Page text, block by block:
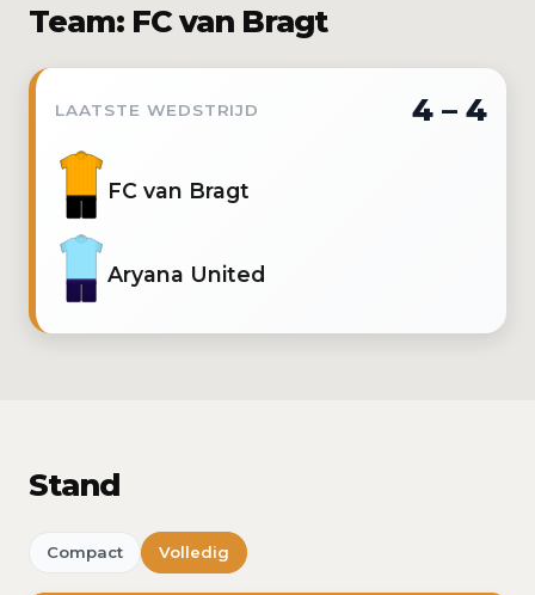
Team: FC van Bragt
LAATSTE WEDSTRIJD 4 – 4
FC van Bragt
Aryana United
Stand
Compact Volledig